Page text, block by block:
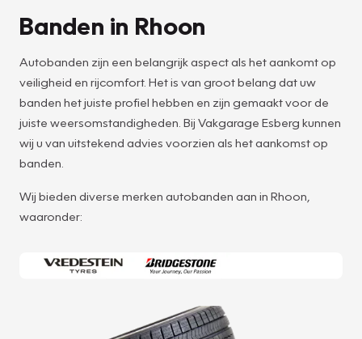
Banden in Rhoon
Autobanden zijn een belangrijk aspect als het aankomt op
veiligheid en rijcomfort. Het is van groot belang dat uw
banden het juiste profiel hebben en zijn gemaakt voor de
juiste weersomstandigheden. Bij Vakgarage Esberg kunnen
wij u van uitstekend advies voorzien als het aankomst op
banden.
Wij bieden diverse merken autobanden aan in Rhoon,
waaronder: